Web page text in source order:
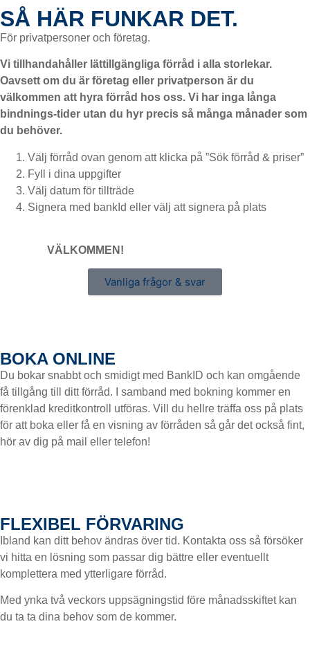
SÅ HÄR FUNKAR DET.
För privatpersoner och företag.
Vi tillhandahåller lättillgängliga förråd i alla storlekar.
Oavsett om du är företag eller privatperson är du
välkommen att hyra förråd hos oss. Vi har inga långa
bindnings-tider utan du hyr precis så många månader som
du behöver.
Välj förråd ovan genom att klicka på ”Sök förråd & priser”
Fyll i dina uppgifter
Välj datum för tillträde
Signera med bankId eller välj att signera på plats
VÄLKOMMEN!
Vanliga frågor & svar
BOKA ONLINE
Du bokar snabbt och smidigt med BankID och kan omgående
få tillgång till ditt förråd. I samband med bokning kommer en
förenklad kreditkontroll utföras. Vill du hellre träffa oss på plats
för att boka eller få en visning av förråden så går det också fint,
hör av dig på mail eller telefon!
FLEXIBEL FÖRVARING
Ibland kan ditt behov ändras över tid. Kontakta oss så försöker
vi hitta en lösning som passar dig bättre eller eventuellt
komplettera med ytterligare förråd.
Med ynka två veckors uppsägningstid före månadsskiftet kan
du ta ta dina behov som de kommer.